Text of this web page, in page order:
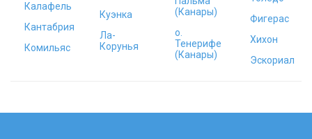
Калафель
Кантабрия
Комильяс
Куэнка
Ла-
Корунья
(Канары)
о.
Тенерифе
(Канары)
Фигерас
Хихон
Эскориал